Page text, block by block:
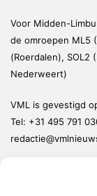
Voor Midden-
de omroepen ML5
(Roerdalen), SOL2
Nederweert)
VML is gevestigd
Tel: +31 495 791